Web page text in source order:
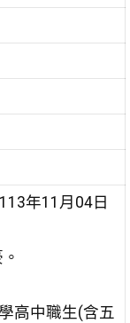
年11月04日
高中職生(含五